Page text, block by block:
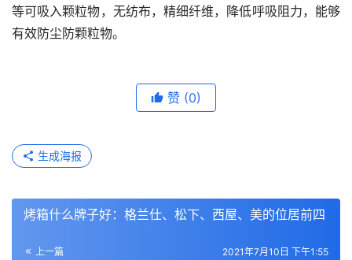
等可吸入颗粒物，无纺布，精细纤维，降低呼吸阻力，能够
有效防尘防颗粒物。
赞 (0)
生成海报
烤箱什么牌子好：格兰仕、松下、西屋、美的位居前四
上一篇 2021年7月10日 下午1:55